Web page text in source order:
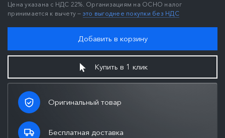
Цена указана с НДС 22%. Организациям на ОСНО налог
принимается к вычету — это выгоднее покупки без НДС
Добавить в корзину
Купить в 1 клик
Оригинальный товар
Бесплатная доставка